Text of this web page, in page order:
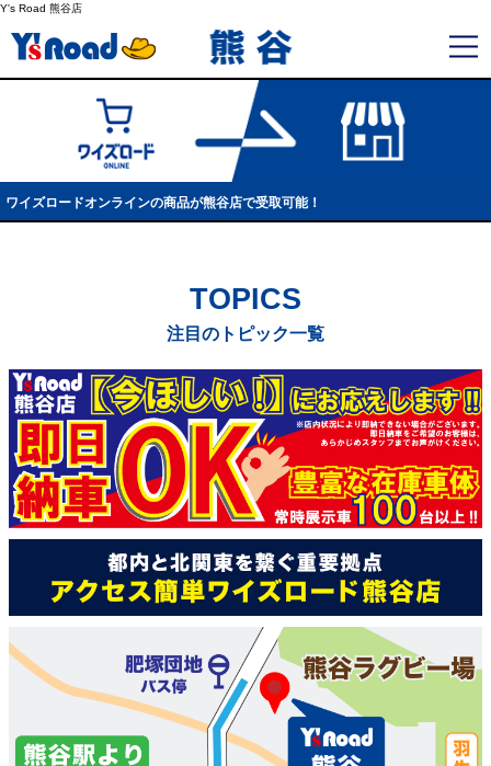
Y's Road 熊谷店
ワイズロードオンラインの商品が熊谷店で受取可能！
TOPICS
注目のトピック一覧